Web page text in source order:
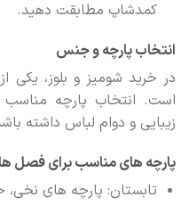
کمدشاپ مطابقت دهید.
انتخاب پارچه و جنس
در خرید شومیز و بلوز، یکی
است. انتخاب پارچه مناسب
زیبایی و دوام لباس داشته
پارچه های مناسب برای فصل
تابستان: پارچه های نخی،